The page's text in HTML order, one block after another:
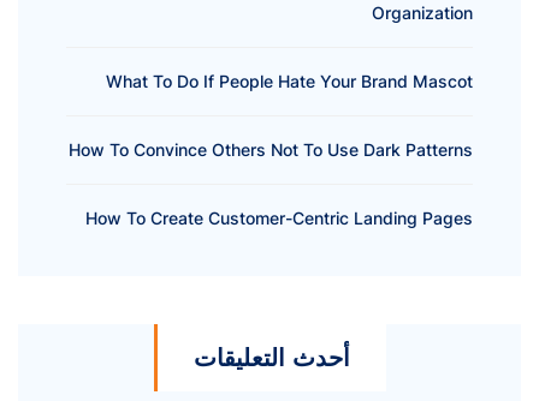
Organization
What To Do If People Hate Your Brand Mascot
How To Convince Others Not To Use Dark Patterns
How To Create Customer-Centric Landing Pages
أحدث التعليقات